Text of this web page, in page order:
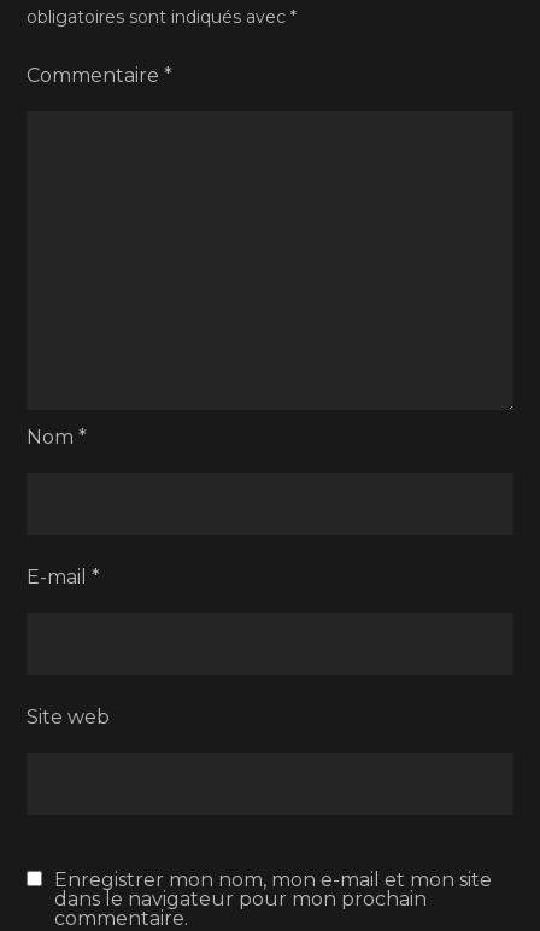
obligatoires sont indiqués avec*
Commentaire*
Nom*
E-mail*
Site web
Enregistrer mon nom, mon e-mail et mon site
dans le navigateur pour mon prochain
commentaire.